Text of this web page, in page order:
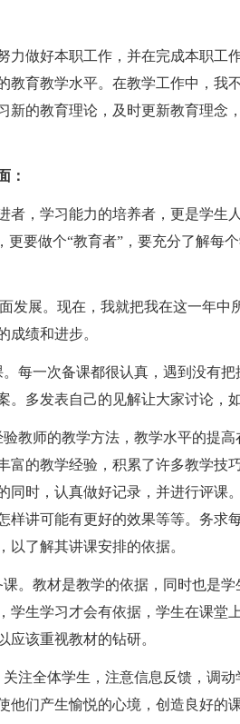
力做好本职工作，并在完成本职工
教育教学水平。在教学工作中，我
新的教育理论，及时更新教育理念
：
者，学习能力的培养者，更是学生
更要做个“教育者”，要充分了解每
发展。现在，我就把我在这一年中
成绩和进步。
每一次备课都很认真，遇到没有
。多发表自己的见解让大家讨论，
教师的教学方法，教学水平的提
富的教学经验，积累了许多教学技
同时，认真做好记录，并进行评课
样讲可能有更好的效果等等。务求
以了解其讲课安排的依据。
。教材是教学的依据，同时也是
学生学习才会有依据，学生在课堂
应该重视教材的钻研。
注全体学生，注意信息反馈，调动
他们产生愉悦的心境，创造良好的